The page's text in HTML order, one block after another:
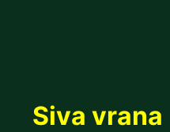
Siva vrana